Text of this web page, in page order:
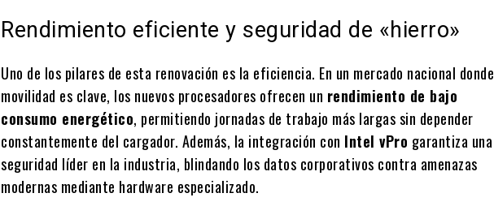
Rendimiento eficiente y seguridad de «hierro»
Uno de los pilares de esta renovación es la eficiencia. En un mercado nacional
movilidad es clave, los nuevos procesadores ofrecen un rendimiento de bajo
consumo energético, permitiendo jornadas de trabajo más largas sin depender
constantemente del cargador. Además, la integración con Intel vPro garantiza una
seguridad líder en la industria, blindando los datos corporativos contra amenazas
modernas mediante hardware especializado.